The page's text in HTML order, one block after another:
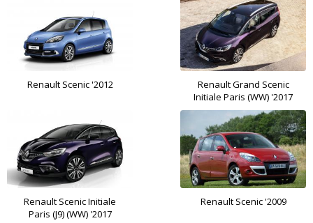
Renault Scenic '2012
Renault Grand Scenic
Initiale Paris (WW) '2017
Renault Scenic Initiale
Paris (J9) (WW) '2017
Renault Scenic '2009